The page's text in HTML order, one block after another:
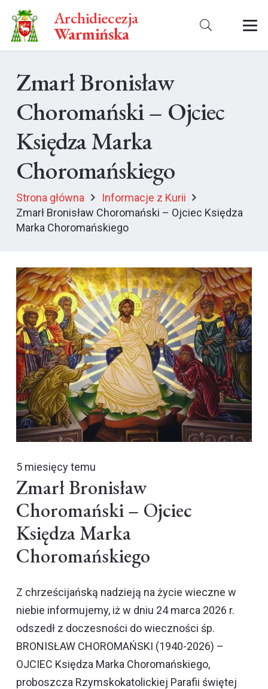
Archidiecezja
Warmińska
Zmarł Bronisław
Choromański – Ojciec
Księdza Marka
Choromańskiego
Strona główna
Informacje z Kurii
Zmarł Bronisław Choromański – Ojciec Księdza
Marka Choromańskiego
5 miesięcy temu
Zmarł Bronisław
Choromański – Ojciec
Księdza Marka
Choromańskiego
Z chrześcijańską nadzieją na życie wieczne w
niebie informujemy, iż w dniu 24 marca 2026 r.
odszedł z doczesności do wieczności śp.
BRONISŁAW CHOROMAŃSKI (1940-2026) –
OJCIEC Księdza Marka Choromańskiego,
proboszcza Rzymskokatolickiej Parafii świętej